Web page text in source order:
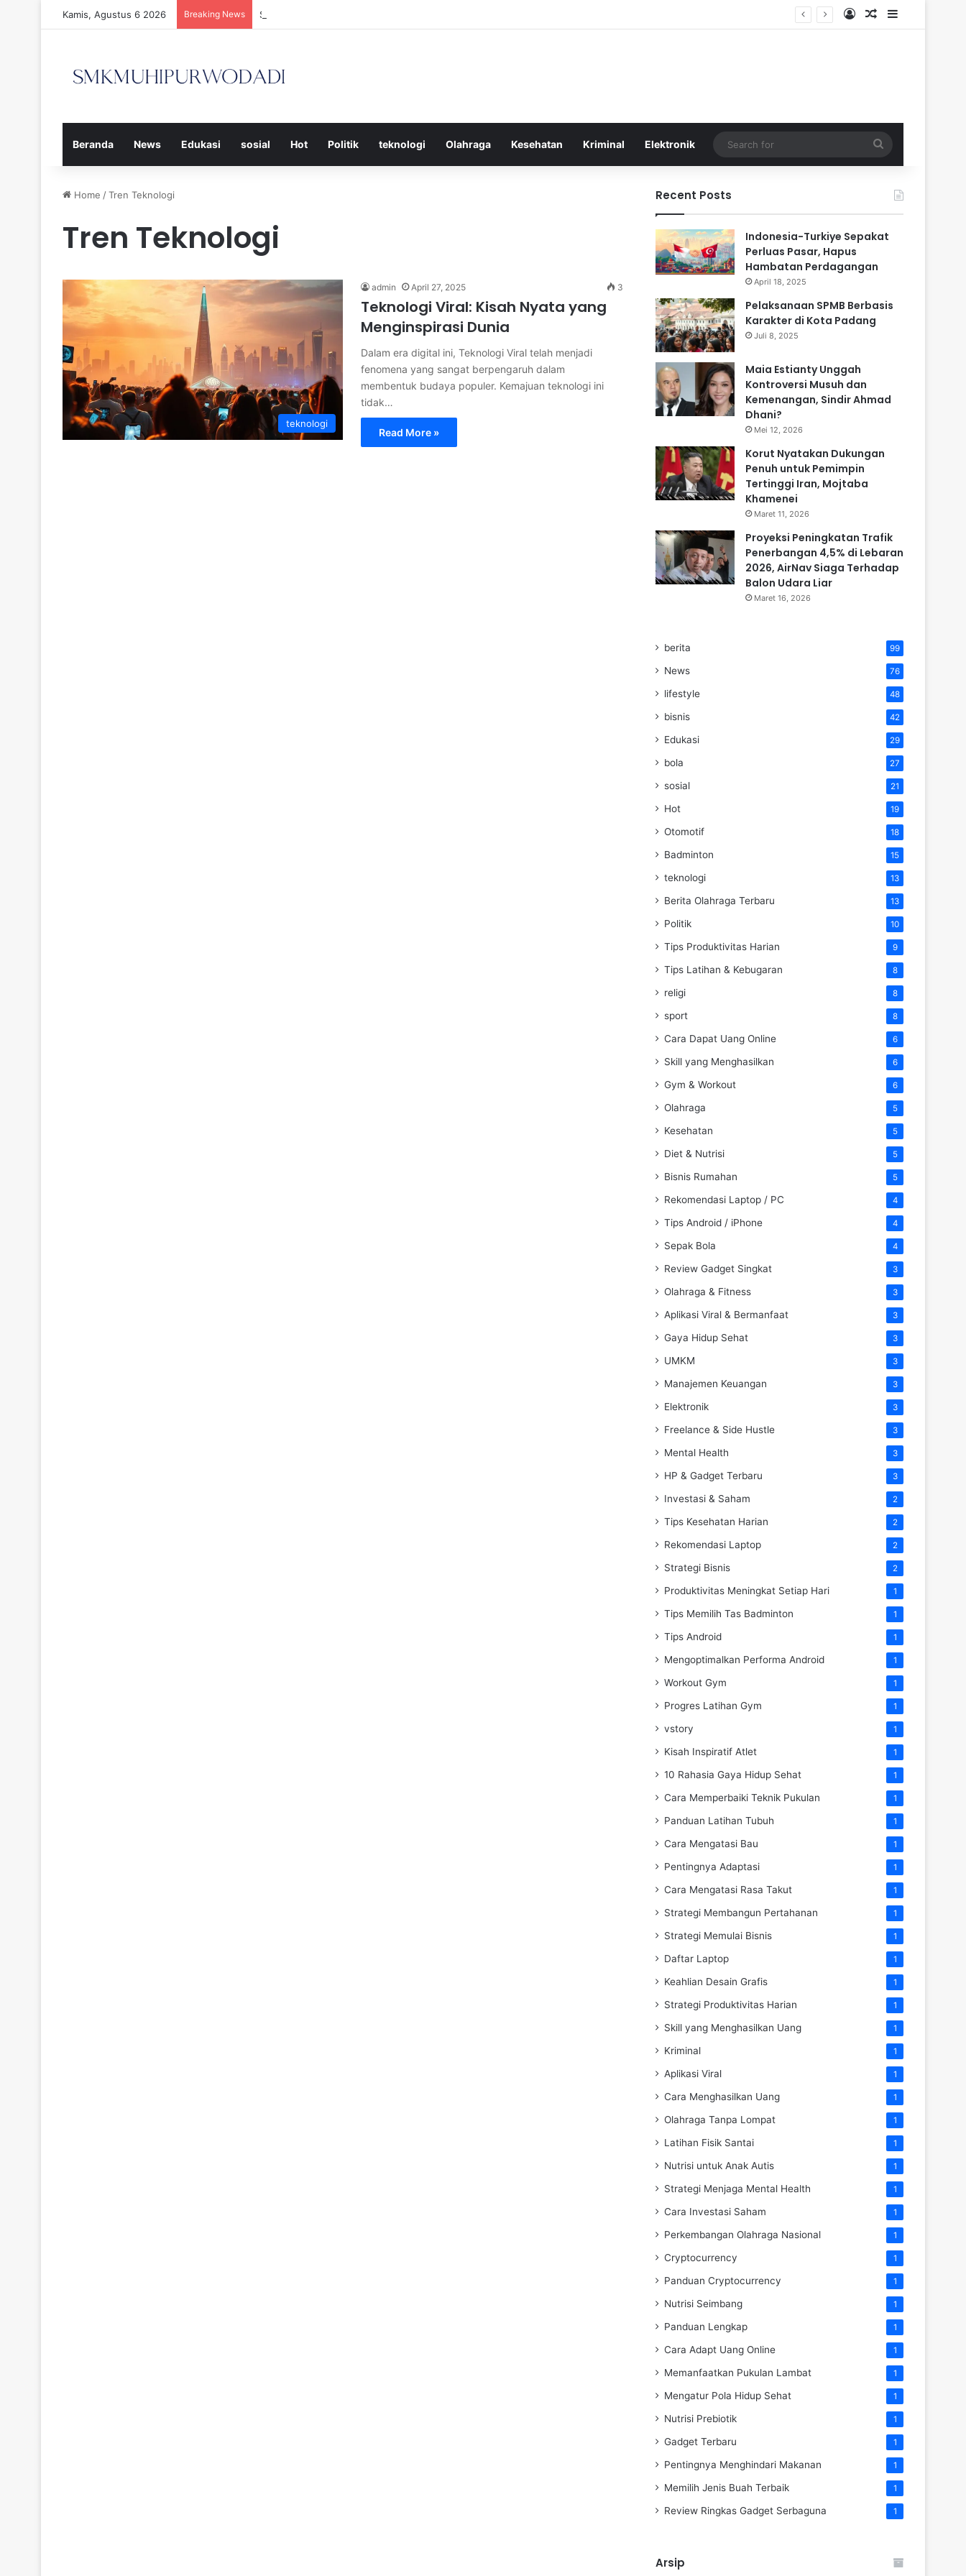
Kamis, Agustus 6 2026 Breaking News Strategi Efektif Menggunakan Media Sosial untuk Menghemat Waktu Berharga Anda Log InRandom Article
Sidebar
Beranda News Edukasi sosial Hot Politik teknologi Olahraga Kesehatan Kriminal Elektronik
for
Home /Tren Teknologi
Tren Teknologi
teknologi
admin April 27, 2025 3
Teknologi Viral: Kisah Nyata yang
Menginspirasi Dunia
Dalam era digital ini, Teknologi Viral telah menjadi
fenomena yang sangat berpengaruh dalam
membentuk budaya populer. Kemajuan teknologi ini
tidak…
Read More »
Recent Posts
Indonesia-Turkiye Sepakat
Perluas Pasar, Hapus
Hambatan Perdagangan
April 18, 2025
Pelaksanaan SPMB Berbasis
Karakter di Kota Padang
Juli 8, 2025
Maia Estianty Unggah
Kontroversi Musuh dan
Kemenangan, Sindir Ahmad
Dhani?
Mei 12, 2026
Korut Nyatakan Dukungan
Penuh untuk Pemimpin
Tertinggi Iran, Mojtaba
Khamenei
Maret 11, 2026
Proyeksi Peningkatan Trafik
Penerbangan 4,5% di Lebaran
2026, AirNav Siaga Terhadap
Balon Udara Liar
Maret 16, 2026
berita 99
News 76
lifestyle 48
bisnis 42
Edukasi 29
bola 27
sosial 21
Hot 19
Otomotif 18
Badminton 15
teknologi 13
Berita Olahraga Terbaru 13
Politik 10
Tips Produktivitas Harian 9
Tips Latihan & Kebugaran 8
religi 8
sport 8
Cara Dapat Uang Online 6
Skill yang Menghasilkan 6
Gym & Workout 6
Olahraga 5
Kesehatan 5
Diet & Nutrisi 5
Bisnis Rumahan 5
Rekomendasi Laptop / PC 4
Tips Android / iPhone 4
Sepak Bola 4
Review Gadget Singkat 3
Olahraga & Fitness 3
Aplikasi Viral & Bermanfaat 3
Gaya Hidup Sehat 3
UMKM 3
Manajemen Keuangan 3
Elektronik 3
Freelance & Side Hustle 3
Mental Health 3
HP & Gadget Terbaru 3
Investasi & Saham 2
Tips Kesehatan Harian 2
Rekomendasi Laptop 2
Strategi Bisnis 2
Produktivitas Meningkat Setiap Hari 1
Tips Memilih Tas Badminton 1
Tips Android 1
Mengoptimalkan Performa Android 1
Workout Gym 1
Progres Latihan Gym 1
vstory 1
Kisah Inspiratif Atlet 1
10 Rahasia Gaya Hidup Sehat 1
Cara Memperbaiki Teknik Pukulan 1
Panduan Latihan Tubuh 1
Cara Mengatasi Bau 1
Pentingnya Adaptasi 1
Cara Mengatasi Rasa Takut 1
Strategi Membangun Pertahanan 1
Strategi Memulai Bisnis 1
Daftar Laptop 1
Keahlian Desain Grafis 1
Strategi Produktivitas Harian 1
Skill yang Menghasilkan Uang 1
Kriminal 1
Aplikasi Viral 1
Cara Menghasilkan Uang 1
Olahraga Tanpa Lompat 1
Latihan Fisik Santai 1
Nutrisi untuk Anak Autis 1
Strategi Menjaga Mental Health 1
Cara Investasi Saham 1
Perkembangan Olahraga Nasional 1
Cryptocurrency 1
Panduan Cryptocurrency 1
Nutrisi Seimbang 1
Panduan Lengkap 1
Cara Adapt Uang Online 1
Memanfaatkan Pukulan Lambat 1
Mengatur Pola Hidup Sehat 1
Nutrisi Prebiotik 1
Gadget Terbaru 1
Pentingnya Menghindari Makanan 1
Memilih Jenis Buah Terbaik 1
Review Ringkas Gadget Serbaguna 1
Arsip